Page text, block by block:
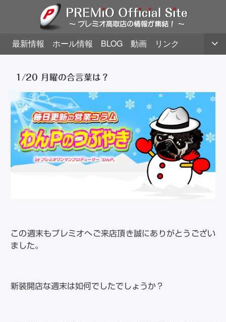
最新情報 ホール情報 BLOG 動画 リンク
1/20 月曜の合言葉は？
この週末もプレミオへご来店頂き誠にありがとうござい
ました。
新装開店な週末は如何でしたでしょうか？